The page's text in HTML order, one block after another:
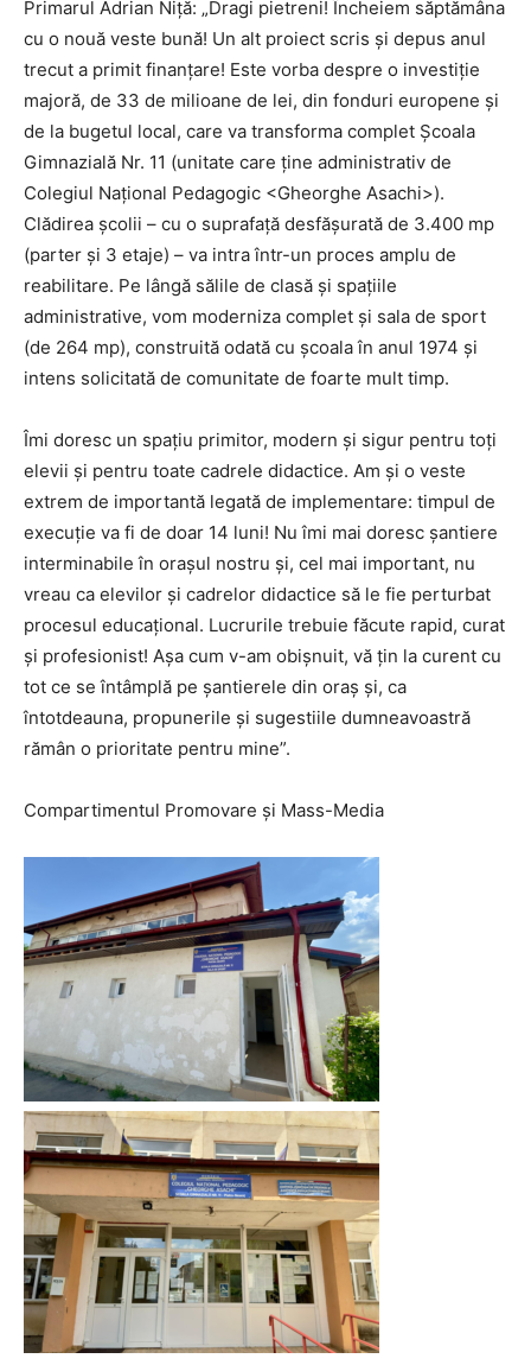
Primarul Adrian Niță: „Dragi pietreni! Încheiem săptămâna
cu o nouă veste bună! Un alt proiect scris și depus anul
trecut a primit finanțare! Este vorba despre o investiție
majoră, de 33 de milioane de lei, din fonduri europene și
de la bugetul local, care va transforma complet Școala
Gimnazială Nr. 11 (unitate care ține administrativ de
Colegiul Național Pedagogic <Gheorghe Asachi>).
Clădirea școlii – cu o suprafață desfășurată de 3.400 mp
(parter și 3 etaje) – va intra într-un proces amplu de
reabilitare. Pe lângă sălile de clasă și spațiile
administrative, vom moderniza complet și sala de sport
(de 264 mp), construită odată cu școala în anul 1974 și
intens solicitată de comunitate de foarte mult timp.
Îmi doresc un spațiu primitor, modern și sigur pentru toți
elevii și pentru toate cadrele didactice. Am și o veste
extrem de importantă legată de implementare: timpul de
execuție va fi de doar 14 luni! Nu îmi mai doresc șantiere
interminabile în orașul nostru și, cel mai important, nu
vreau ca elevilor și cadrelor didactice să le fie perturbat
procesul educațional. Lucrurile trebuie făcute rapid, curat
și profesionist! Așa cum v-am obișnuit, vă țin la curent cu
tot ce se întâmplă pe șantierele din oraș și, ca
întotdeauna, propunerile și sugestiile dumneavoastră
rămân o prioritate pentru mine”.
Compartimentul Promovare și Mass-Media